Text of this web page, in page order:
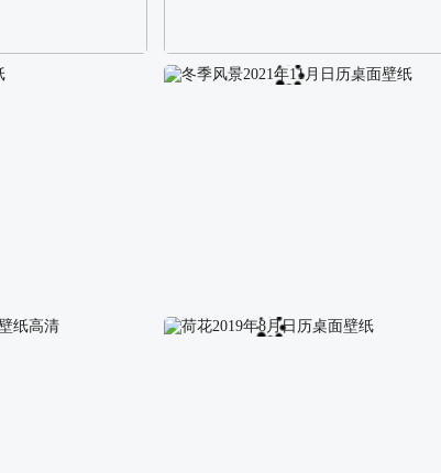
校园长发可爱美女4K电脑壁纸
冬季风景2021年11月日历桌面壁纸